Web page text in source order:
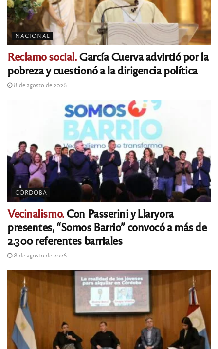
NACIONAL
Reclamo social.García Cuerva advirtió por la
pobreza y cuestionó a la dirigencia política
8 de agosto de 2026
CÓRDOBA
Vecinalismo.Con Passerini y Llaryora
presentes, “Somos Barrio” convocó a más de
2.300 referentes barriales
8 de agosto de 2026